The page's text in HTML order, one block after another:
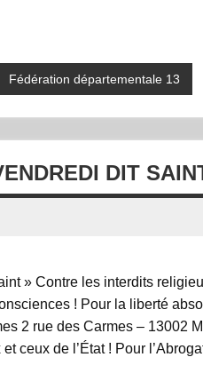
Fédération départementale 13
DIT
» Contre les interdits
! Pour la liberté
2 rue des Carmes –
ceux de l’État ! Pour